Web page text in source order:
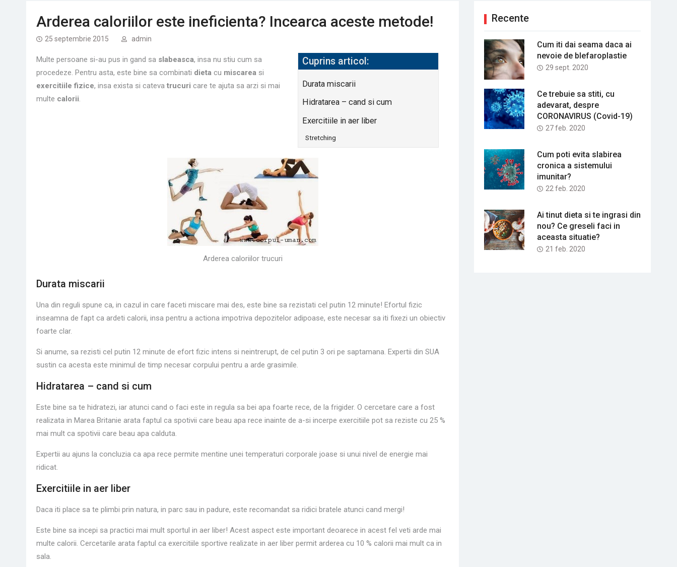
Arderea caloriilor este ineficienta? Incearca aceste metode!
25 septembrie 2015 admin
Cuprins articol:
Durata miscarii
Hidratarea – cand si cum
Exercitiile in aer liber
Stretching
Multe persoane si-au pus in gand sa slabeasca, insa nu stiu cum sa
procedeze. Pentru asta, este bine sa combinati dieta cu miscarea si
exercitiile fizice, insa exista si cateva trucuri care te ajuta sa arzi si mai
multe calorii.
Arderea caloriilor trucuri
Durata miscarii
Una din reguli spune ca, in cazul in care faceti miscare mai des, este bine sa rezistati cel putin 12 minute! Efortul fizic
inseamna de fapt ca ardeti calorii, insa pentru a actiona impotriva depozitelor adipoase, este necesar sa iti fixezi un obiectiv
foarte clar.
Si anume, sa rezisti cel putin 12 minute de efort fizic intens si neintrerupt, de cel putin 3 ori pe saptamana. Expertii din SUA
sustin ca acesta este minimul de timp necesar corpului pentru a arde grasimile.
Hidratarea – cand si cum
Este bine sa te hidratezi, iar atunci cand o faci este in regula sa bei apa foarte rece, de la frigider. O cercetare care a fost
realizata in Marea Britanie arata faptul ca spotivii care beau apa rece inainte de a-si incerpe exercitiile pot sa reziste cu 25 %
mai mult ca spotivii care beau apa calduta.
Expertii au ajuns la concluzia ca apa rece permite mentine unei temperaturi corporale joase si unui nivel de energie mai
ridicat.
Exercitiile in aer liber
Daca iti place sa te plimbi prin natura, in parc sau in padure, este recomandat sa ridici bratele atunci cand mergi!
Este bine sa incepi sa practici mai mult sportul in aer liber! Acest aspect este important deoarece in acest fel veti arde mai
multe calorii. Cercetarile arata faptul ca exercitiile sportive realizate in aer liber permit arderea cu 10 % calorii mai mult ca in
sala.
Recente
Cum iti dai seama daca ai
nevoie de blefaroplastie
29 sept. 2020
Ce trebuie sa stiti, cu
adevarat, despre
CORONAVIRUS (Covid-19)
27 feb. 2020
Cum poti evita slabirea
cronica a sistemului
imunitar?
22 feb. 2020
Ai tinut dieta si te ingrasi din
nou? Ce greseli faci in
aceasta situatie?
21 feb. 2020